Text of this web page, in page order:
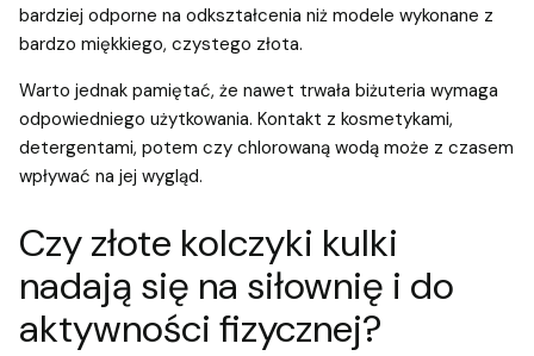
bardziej odporne na odkształcenia niż modele wykonane z
bardzo miękkiego, czystego złota.
Warto jednak pamiętać, że nawet trwała biżuteria wymaga
odpowiedniego użytkowania. Kontakt z kosmetykami,
detergentami, potem czy chlorowaną wodą może z czasem
wpływać na jej wygląd.
Czy złote kolczyki kulki
nadają się na siłownię i do
aktywności fizycznej?